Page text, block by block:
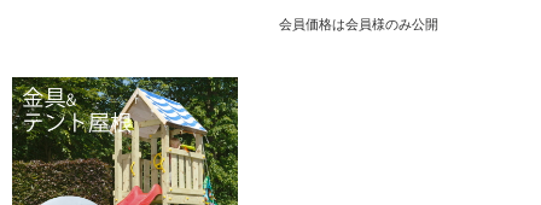
会員価格は会員様のみ公開